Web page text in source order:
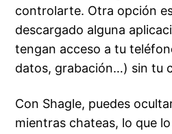
controlarte. Otra opción
descargado alguna
tengan acceso a tu
datos, grabación…) sin tu
Con Shagle, puedes
mientras chateas, lo que